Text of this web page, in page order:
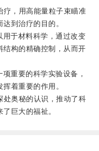
，用高能量粒子束瞄准
到治疗的目的。
于材料科学，通过改变
结构的精确控制，从而开
重要的科学实验设备，
着重要的作用。
奥秘的认识，推动了科
巨大的福祉。